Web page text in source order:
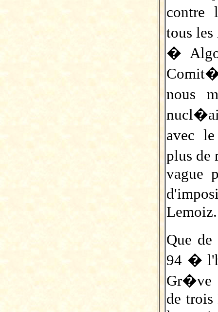
contre
tous
�
nous
avec
plus de
vague
Lemoiz.
Que
94 �
Gr�ve
de trois